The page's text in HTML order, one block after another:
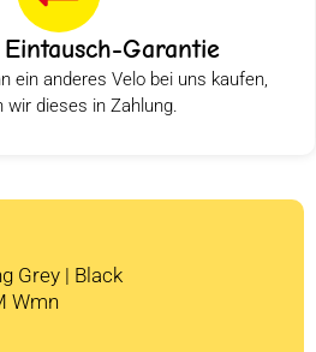
Garantie
ein anderes Velo bei uns kaufen,
wir dieses in Zahlung.
Grey | Black
Wmn